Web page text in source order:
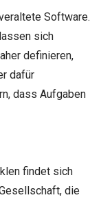
Software.
sich
definieren,
dafür
dass Aufgaben
findet sich
die